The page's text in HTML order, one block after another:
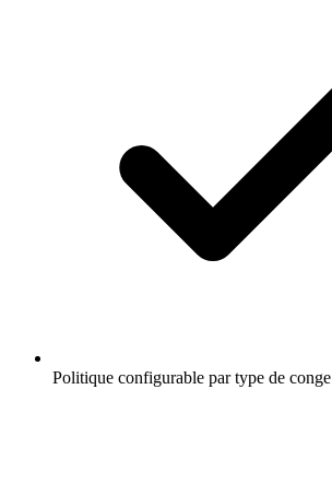
Politique configurable par type de conge